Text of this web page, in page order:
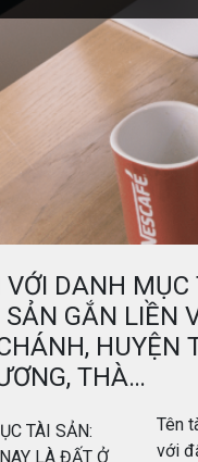
DANH
GẮN LIỀN
THÀ…
Tên
với